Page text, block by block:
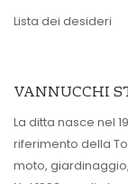
Lista dei desideri
VANNUCCHI
La ditta nasce nel
riferimento della
moto,